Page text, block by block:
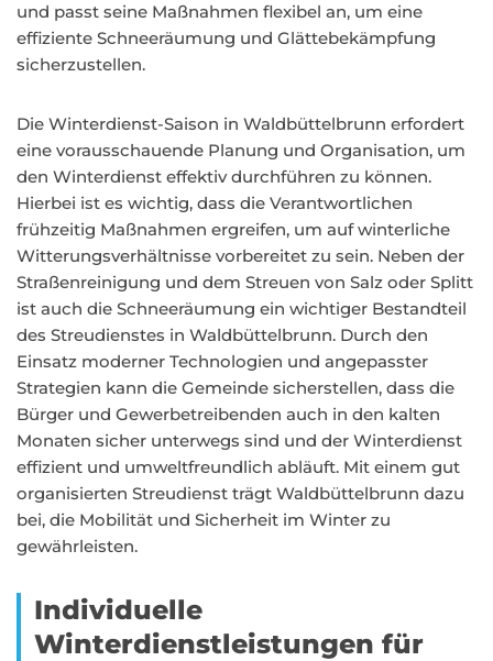
und passt seine Maßnahmen flexibel an, um eine
effiziente Schneeräumung und Glättebekämpfung
sicherzustellen.
Die Winterdienst-Saison in Waldbüttelbrunn erfordert
eine vorausschauende Planung und Organisation, um
den Winterdienst effektiv durchführen zu können.
Hierbei ist es wichtig, dass die Verantwortlichen
frühzeitig Maßnahmen ergreifen, um auf winterliche
Witterungsverhältnisse vorbereitet zu sein. Neben der
Straßenreinigung und dem Streuen von Salz oder Splitt
ist auch die Schneeräumung ein wichtiger Bestandteil
des Streudienstes in Waldbüttelbrunn. Durch den
Einsatz moderner Technologien und angepasster
Strategien kann die Gemeinde sicherstellen, dass die
Bürger und Gewerbetreibenden auch in den kalten
Monaten sicher unterwegs sind und der Winterdienst
effizient und umweltfreundlich abläuft. Mit einem gut
organisierten Streudienst trägt Waldbüttelbrunn dazu
bei, die Mobilität und Sicherheit im Winter zu
gewährleisten.
Individuelle
Winterdienstleistungen für